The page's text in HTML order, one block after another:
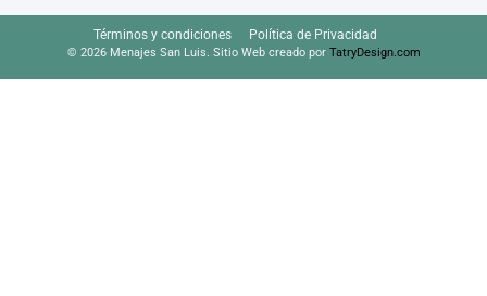
Términos y condiciones Política de Privacidad
© 2026 Menajes San Luis. Sitio Web creado por TatryDesign.com